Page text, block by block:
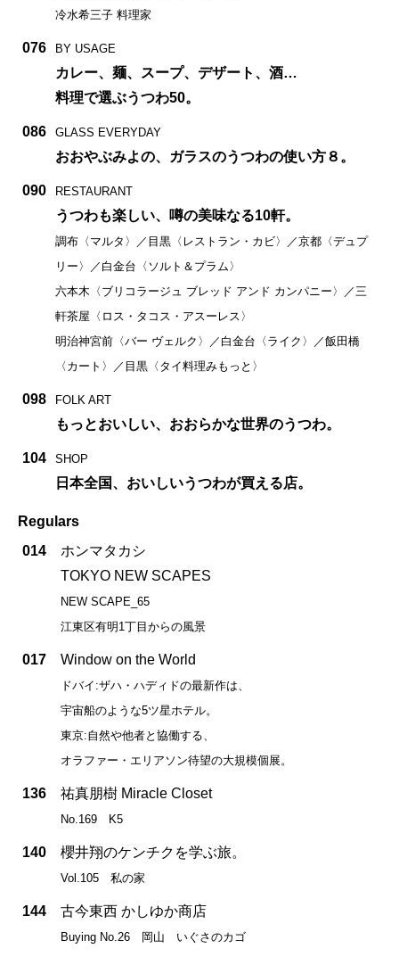
冷水希三子 料理家
076 BY USAGE
カレー、麺、スープ、デザート、酒…
料理で選ぶうつわ50。
086 GLASS EVERYDAY
おおやぶみよの、ガラスのうつわの使い方８。
090 RESTAURANT
うつわも楽しい、噂の美味なる10軒。
調布〈マルタ〉／目黒〈レストラン・カビ〉／京都〈デュプ
リー〉／白金台〈ソルト＆プラム〉
六本木〈ブリコラージュ ブレッド アンド カンパニー〉／三
軒茶屋〈ロス・タコス・アスーレス〉
明治神宮前〈バー ヴェルク〉／白金台〈ライク〉／飯田橋
〈カート〉／目黒〈タイ料理みもっと〉
098 FOLK ART
もっとおいしい、おおらかな世界のうつわ。
104 SHOP
日本全国、おいしいうつわが買える店。
Regulars
014
ホンマタカシ
TOKYO NEW SCAPES
NEW SCAPE_65
江東区有明1丁目からの風景
017 Window on the World
ドバイ:ザハ・ハディドの最新作は、
宇宙船のような5ツ星ホテル。
東京:自然や他者と協働する、
オラファー・エリアソン待望の大規模個展。
136 祐真朋樹 Miracle Closet
No.169 K5
140 櫻井翔のケンチクを学ぶ旅。
Vol.105 私の家
144 古今東西 かしゆか商店
Buying No.26 岡山 いぐさのカゴ